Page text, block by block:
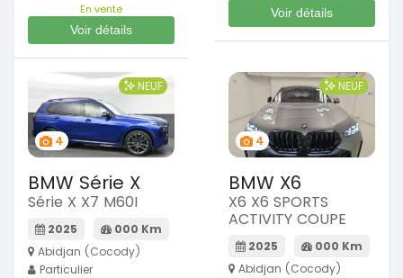
En vente
Voir détails
Voir détails
4
NEUF
BMW Série X
Série X X7 M60I
2025
000 Km
Abidjan (Cocody)
Particulier
4
NEUF
BMW X6
X6 X6 SPORTS
ACTIVITY COUPE
2025
000 Km
Abidjan (Cocody)